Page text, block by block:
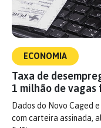
ECONOMIA
Taxa de
1 milhão de vagas
Dados do Novo Caged
com carteira assinada,